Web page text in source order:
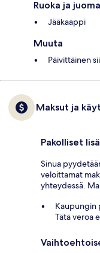
Ruoka ja juoma
Jääkaappi
Muuta
Päivittäinen
Maksut ja
Pakolliset
Sinua
veloittamat
yhteydessä.
Kaupungin
Tätä veroa